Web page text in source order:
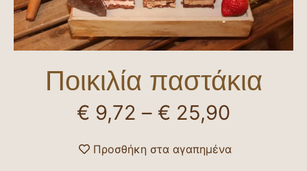
Ποικιλία παστάκια
€ 9,72 – € 25,90
Προσθήκη στα αγαπημένα